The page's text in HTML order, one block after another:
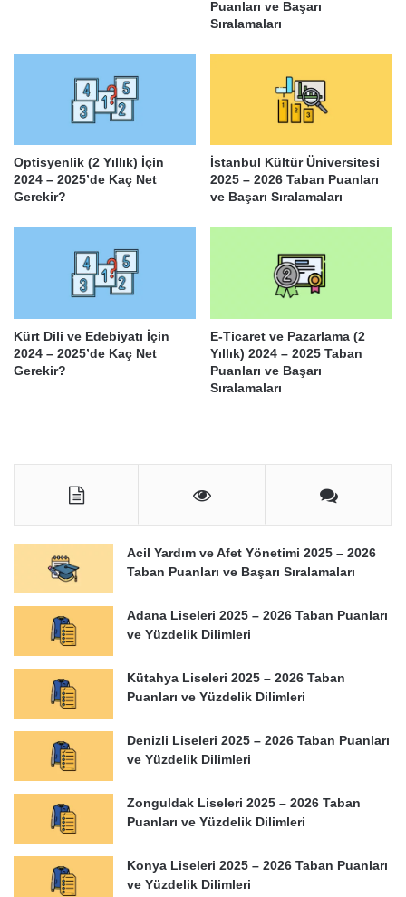
Puanları ve Başarı
Sıralamaları
Optisyenlik (2 Yıllık) İçin
2024 – 2025’de Kaç Net
Gerekir?
İstanbul Kültür Üniversitesi
2025 – 2026 Taban Puanları
ve Başarı Sıralamaları
Kürt Dili ve Edebiyatı İçin
2024 – 2025’de Kaç Net
Gerekir?
E-Ticaret ve Pazarlama (2
Yıllık) 2024 – 2025 Taban
Puanları ve Başarı
Sıralamaları
Acil Yardım ve Afet Yönetimi 2025 – 2026
Taban Puanları ve Başarı Sıralamaları
Adana Liseleri 2025 – 2026 Taban Puanları
ve Yüzdelik Dilimleri
Kütahya Liseleri 2025 – 2026 Taban
Puanları ve Yüzdelik Dilimleri
Denizli Liseleri 2025 – 2026 Taban Puanları
ve Yüzdelik Dilimleri
Zonguldak Liseleri 2025 – 2026 Taban
Puanları ve Yüzdelik Dilimleri
Konya Liseleri 2025 – 2026 Taban Puanları
ve Yüzdelik Dilimleri